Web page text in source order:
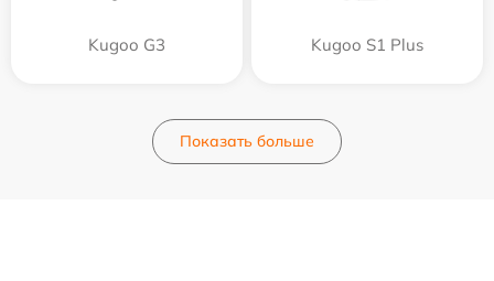
Kugoo G3 Kugoo S1 Plus
Показать больше